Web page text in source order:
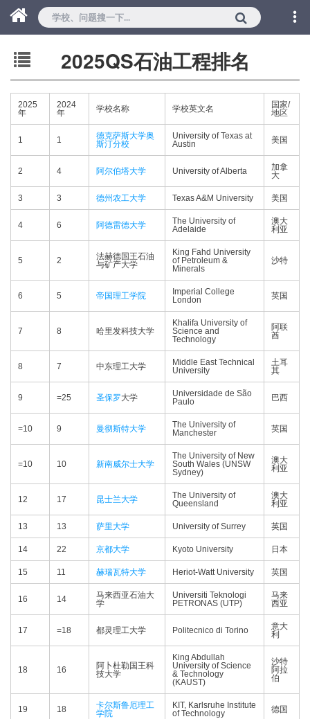
2025QS石油工程排名
2025
年
2024
年
学校名称 学校英文名
国家/
地区
1 1
德克萨斯大学奥
斯汀分校
University of Texas at
Austin
美国
2 4 阿尔伯塔大学 University of Alberta
加拿
大
3 3 德州农工大学 Texas A&M University 美国
4 6 阿德雷德大学
The University of
Adelaide
澳大
利亚
5 2
法赫德国王石油
与矿产大学
King Fahd University
of Petroleum &
Minerals
沙特
6 5 帝国理工学院
Imperial College
London
英国
7 8 哈里发科技大学
Khalifa University of
Science and
Technology
阿联
酋
8 7 中东理工大学
Middle East Technical
University
土耳
其
9 =25 圣保罗大学
Universidade de São
Paulo
巴西
=10 9 曼彻斯特大学
The University of
Manchester
英国
=10 10 新南威尔士大学
The University of New
South Wales (UNSW
Sydney)
澳大
利亚
12 17 昆士兰大学
The University of
Queensland
澳大
利亚
13 13 萨里大学 University of Surrey 英国
14 22 京都大学 Kyoto University 日本
15 11 赫瑞瓦特大学 Heriot-Watt University 英国
16 14
马来西亚石油大
学
Universiti Teknologi
PETRONAS (UTP)
马来
西亚
17 =18 都灵理工大学 Politecnico di Torino
意大
利
18 16
阿卜杜勒国王科
技大学
King Abdullah
University of Science
& Technology
(KAUST)
沙特
阿拉
伯
19 18
卡尔斯鲁厄理工
学院
KIT, Karlsruhe Institute
of Technology
德国